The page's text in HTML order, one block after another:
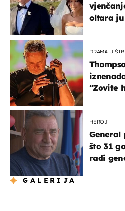
oltara ju
DRAMA U
"Zovite
HEROJ
General
što 31
radi
GALERIJA